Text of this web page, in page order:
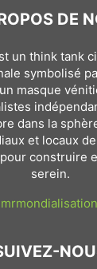
DE
un think tank
symbolisé
masque
dans la
et locaux
construire
serein.